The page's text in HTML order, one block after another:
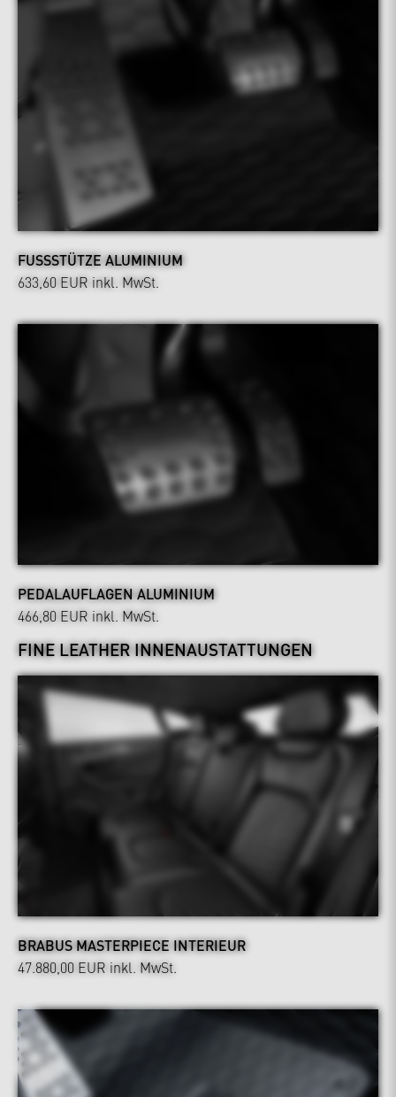
FUSSSTÜTZE ALUMINIUM
633,60 EUR inkl. MwSt.
PEDALAUFLAGEN ALUMINIUM
466,80 EUR inkl. MwSt.
FINE LEATHER INNENAUSTATTUNGEN
BRABUS MASTERPIECE INTERIEUR
47.880,00 EUR inkl. MwSt.